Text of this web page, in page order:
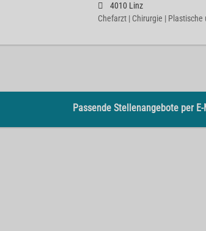
4010 Linz
Chefarzt | Chirurgie |
Passende Stellenangebote per